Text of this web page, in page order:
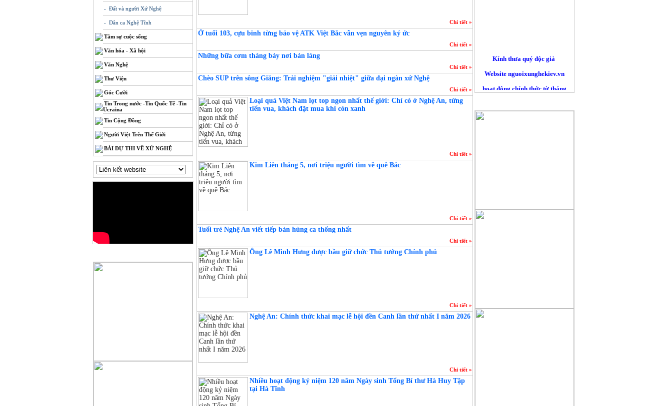
- Đất và người Xứ Nghệ
- Dân ca Nghệ Tĩnh
Tâm sự cuộc sống
Văn hóa - Xã hội
Văn Nghệ
Thư Viện
Góc Cười
Tin Trong nước -Tin Quốc Tế -Tin
Ucraina
Tin Cộng Đồng
Người Việt Trên Thế Giới
BÀI DỰ THI VỀ XỨ NGHỆ
Chi tiết »
Ở tuổi 103, cựu binh từng bảo vệ ATK Việt Bắc vẫn vẹn nguyên ký ức
Chi tiết »
Những bữa cơm tháng bảy nơi bản làng
Chi tiết »
Chèo SUP trên sông Giăng: Trải nghiệm "giải nhiệt" giữa đại ngàn xứ Nghệ
Chi tiết »
Loại quả Việt Nam lọt top ngon nhất thế giới: Chỉ có ở Nghệ An, từng
tiến vua, khách đặt mua khi còn xanh
Chi tiết »
Kim Liên tháng 5, nơi triệu người tìm về quê Bác
Chi tiết »
Tuổi trẻ Nghệ An viết tiếp bản hùng ca thống nhất
Chi tiết »
Ông Lê Minh Hưng được bầu giữ chức Thủ tướng Chính phủ
Chi tiết »
Nghệ An: Chính thức khai mạc lễ hội đền Canh lần thứ nhất I năm 2026
Chi tiết »
Nhiều hoạt động kỷ niệm 120 năm Ngày sinh Tổng Bí thư Hà Huy Tập
tại Hà Tĩnh
Website nguoixunghekiev.vn
hoạt động chính thức từ tháng
10/2012. và phi lợi nhuận.
Trang tin đăng tải tin tức
người làm báo không chuyên nên
gửi